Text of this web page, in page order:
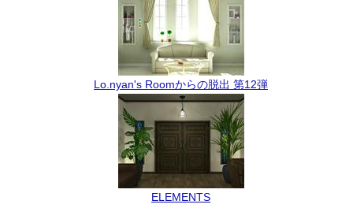
Lo.nyan's Roomからの脱出 第12弾
ELEMENTS